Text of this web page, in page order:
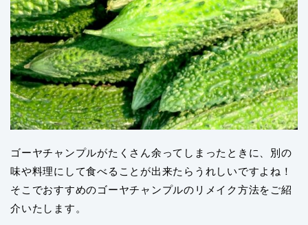
ゴーヤチャンプルがたくさん余ってしまったときに、別の
味や料理にして食べることが出来たらうれしいですよね！
そこでおすすめのゴーヤチャンプルのリメイク方法をご紹
介いたします。